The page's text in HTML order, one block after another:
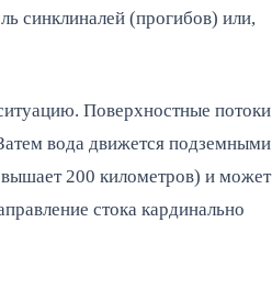
синклиналей (прогибов) или,
Поверхностные потоки
вода движется подземными
200 километров) и может
стока кардинально